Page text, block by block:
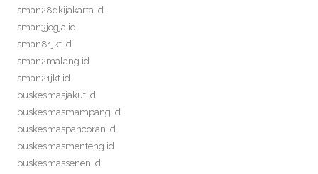
sman28dkijakarta.id
sman3jogja.id
sman81jkt.id
sman2malang.id
sman21jkt.id
puskesmasjakut.id
puskesmasmampang.id
puskesmaspancoran.id
puskesmasmenteng.id
puskesmassenen.id